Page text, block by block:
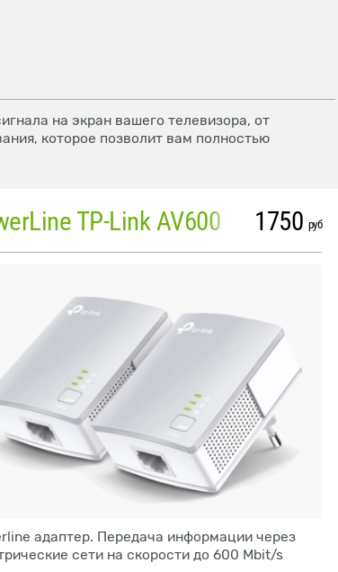
на экран вашего телевизора, от
которое позволит вам полностью
TP-Link AV600 1750 руб
адаптер. Передача информации через
сети на скорости до 600 Mbit/s